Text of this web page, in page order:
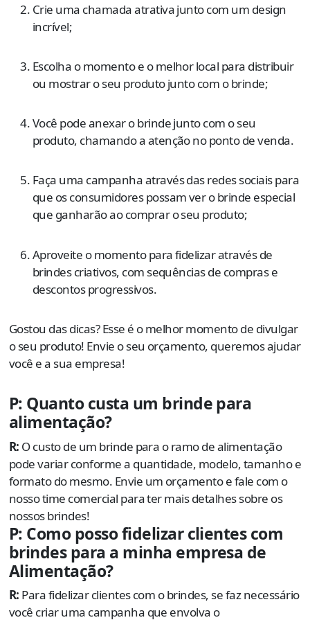
Crie uma chamada atrativa junto com um design
incrível;
Escolha o momento e o melhor local para distribuir
ou mostrar o seu produto junto com o brinde;
Você pode anexar o brinde junto com o seu
produto, chamando a atenção no ponto de venda.
Faça uma campanha através das redes sociais para
que os consumidores possam ver o brinde especial
que ganharão ao comprar o seu produto;
Aproveite o momento para fidelizar através de
brindes criativos, com sequências de compras e
descontos progressivos.
Gostou das dicas? Esse é o melhor momento de divulgar
o seu produto! Envie o seu orçamento, queremos ajudar
você e a sua empresa!
P: Quanto custa um brinde para
alimentação?
R: O custo de um brinde para o ramo de alimentação
pode variar conforme a quantidade, modelo, tamanho e
formato do mesmo. Envie um orçamento e fale com o
nosso time comercial para ter mais detalhes sobre os
nossos brindes!
P: Como posso fidelizar clientes com
brindes para a minha empresa de
Alimentação?
R: Para fidelizar clientes com o brindes, se faz necessário
você criar uma campanha que envolva o